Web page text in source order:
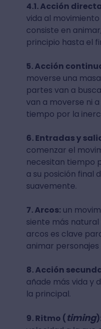
4.1. Acción
vida al
consiste en
principio hasta el
5. Acción
moverse una
partes van a
van a moverse ni
tiempo por la
6. Entradas y
comenzar el
necesitan tiempo
a su posición final
suavemente.
7. Arcos:un
siente más natural
arcos es clave
animar
8. Acción
añade más vida y
la principal.
9. Ritmo (timing